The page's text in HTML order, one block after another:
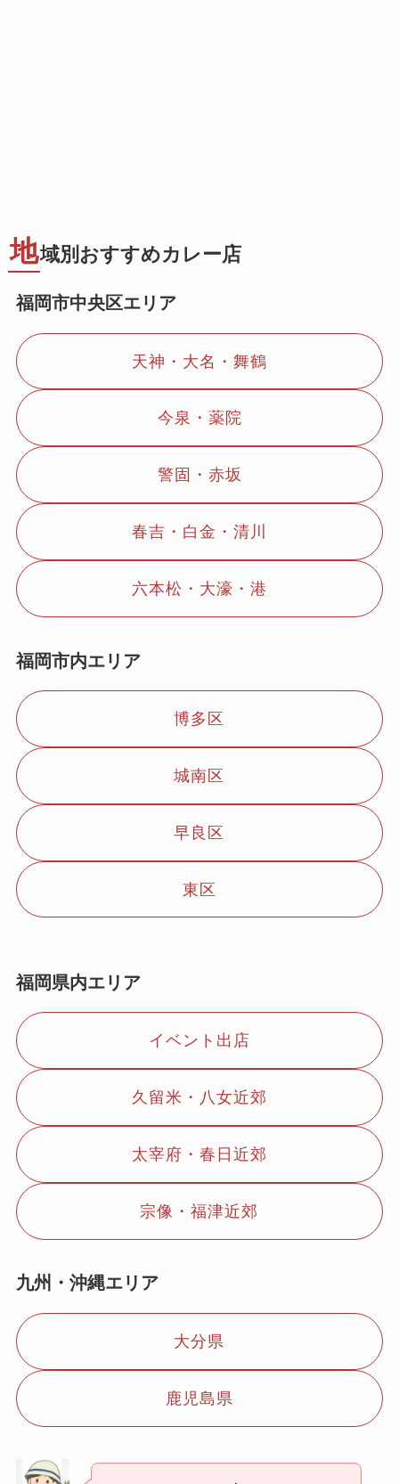
地域別おすすめカレー店
福岡市中央区エリア
天神・大名・舞鶴
今泉・薬院
警固・赤坂
春吉・白金・清川
六本松・大濠・港
福岡市内エリア
博多区
城南区
早良区
東区
福岡県内エリア
イベント出店
久留米・八女近郊
太宰府・春日近郊
宗像・福津近郊
九州・沖縄エリア
大分県
鹿児島県